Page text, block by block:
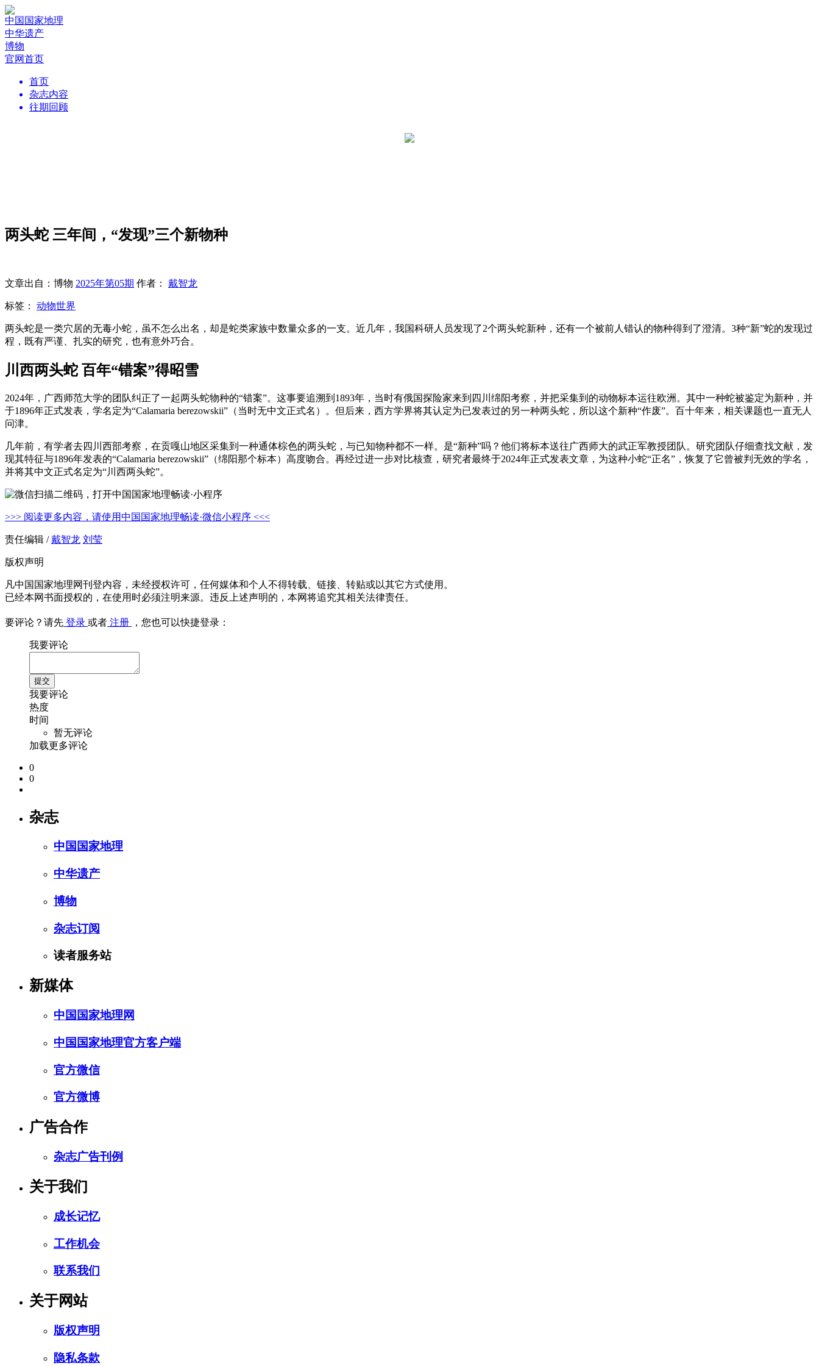
中国国家地理
中华遗产
博物
官网首页
首页
杂志内容
往期回顾
两头蛇 三年间，“发现”三个新物种
文章出自：博物 2025年第05期 作者： 戴智龙
标签： 动物世界
两头蛇是一类穴居的无毒小蛇，虽不怎么出名，却是蛇类家族中数量众多的一支。近几年，我国科研人员发现了2个两头蛇新种，还有一个被前人错认的物种得到了澄清。3种“新”蛇的发现过
程，既有严谨、扎实的研究，也有意外巧合。
川西两头蛇 百年“错案”得昭雪
2024年，广西师范大学的团队纠正了一起两头蛇物种的“错案”。这事要追溯到1893年，当时有俄国探险家来到四川绵阳考察，并把采集到的动物标本运往欧洲。其中一种蛇被鉴定为新种，并
于1896年正式发表，学名定为“Calamaria berezowskii”（当时无中文正式名）。但后来，西方学界将其认定为已发表过的另一种两头蛇，所以这个新种“作废”。百十年来，相关课题也一直无人
问津。
几年前，有学者去四川西部考察，在贡嘎山地区采集到一种通体棕色的两头蛇，与已知物种都不一样。是“新种”吗？他们将标本送往广西师大的武正军教授团队。研究团队仔细查找文献，发
现其特征与1896年发表的“Calamaria berezowskii”（绵阳那个标本）高度吻合。再经过进一步对比核查，研究者最终于2024年正式发表文章，为这种小蛇“正名”，恢复了它曾被判无效的学名，
并将其中文正式名定为“川西两头蛇”。
>>> 阅读更多内容，请使用中国国家地理畅读·微信小程序 <<<
责任编辑 /戴智龙 刘莹
版权声明
凡中国国家地理网刊登内容，未经授权许可，任何媒体和个人不得转载、链接、转贴或以其它方式使用。
已经本网书面授权的，在使用时必须注明来源。违反上述声明的，本网将追究其相关法律责任。
要评论？请先 登录 或者 注册 ，您也可以快捷登录：
我要评论
我要评论
热度
时间
暂无评论
加载更多评论
0
0
杂志
中国国家地理
中华遗产
博物
杂志订阅
读者服务站
新媒体
中国国家地理网
中国国家地理官方客户端
官方微信
官方微博
广告合作
杂志广告刊例
关于我们
成长记忆
工作机会
联系我们
关于网站
版权声明
隐私条款